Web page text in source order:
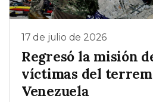
17 de julio de 2026
Regresó la misión
víctimas del
Venezuela